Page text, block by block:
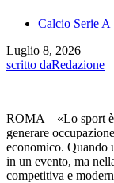
Calcio Serie A
Luglio 8, 2026
scritto daRedazione
ROMA – «Lo sport
generare
economico. Quando
in un evento, ma
competitiva e